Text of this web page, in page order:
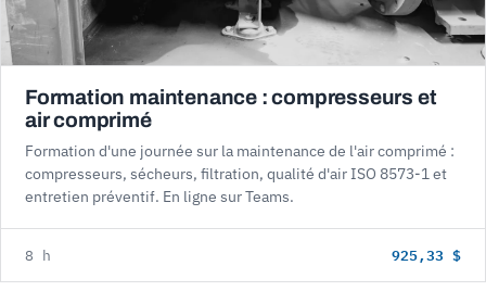
Formation maintenance : compresseurs et
air comprimé
Formation d'une journée sur la maintenance de l'air comprimé :
compresseurs, sécheurs, filtration, qualité d'air ISO 8573-1 et
entretien préventif. En ligne sur Teams.
8 h 925,33 $